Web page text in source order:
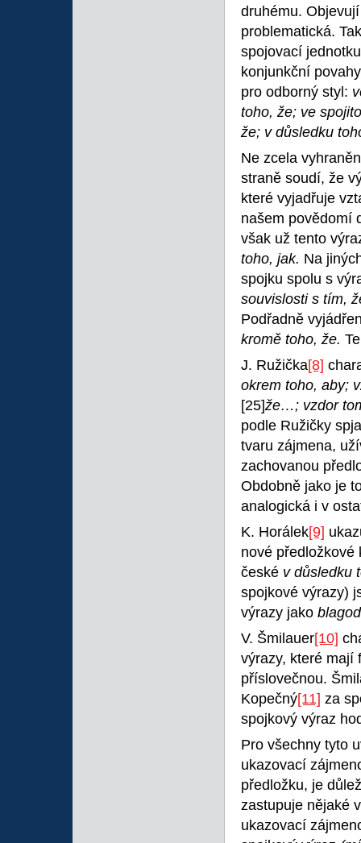
druhému.
problematická.
spojovací
konjunkční povahy
pro odborný styl:
toho, že; ve
že; v důsledku
Ne zcela
straně soudí, že
které vyjadřuje
našem povědomí
však už tento
toho, jak. Na
spojku spolu s
souvislosti s tím,
Podřadně
kromě toho, že.
J. Ružička[8]
okrem toho, aby;
[25]že…; vzdor
podle Ružičky
tvaru zájmena,
zachovanou
Obdobně jako je
analogická i v
K. Horálek[9]
nové předložkové
české v důsledku
spojkové výrazy)
výrazy jako
V. Šmilauer[10]
výrazy, které mají
příslovečnou.
Kopečný[11] za
spojkový výraz
Pro všechny tyto
ukazovací
předložku, je
zastupuje nějaké
ukazovací